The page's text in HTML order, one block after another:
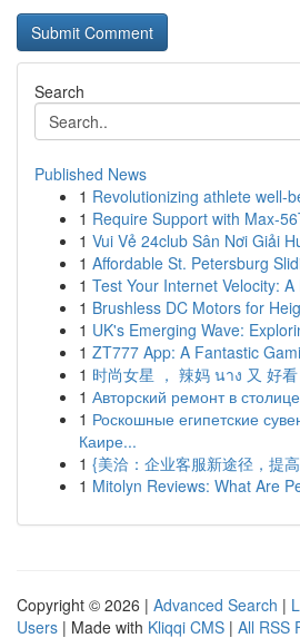
Search
Published News
1 Revolutionizing athlete well-
1 Require Support with Max-
1 Vui Vẻ 24club Sân Nơi Giải
1 Affordable St. Petersburg
1 Test Your Internet Velocity:
1 Brushless DC Motors for
1 UK's Emerging Wave:
1 ZT777 App: A Fantastic
1 时尚女星 ， 辣妈 นาง 又 好看
1 Авторский ремонт в
1 Роскошные египетские
Каире...
1 {美洽：企业客服新途径，提
1 Mitolyn Reviews: What Are
Copyright © 2026 | Advanced Search |
Users | Made with Kliqqi CMS | All RSS